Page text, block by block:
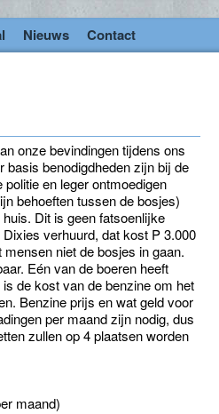
Nieuws Contact
onze bevindingen tijdens ons
benodigdheden zijn bij de
en leger ontmoedigen
behoeften tussen de bosjes)
Dit is geen fatsoenlijke
verhuurd, dat kost P 3.000
niet de bosjes in gaan.
Eén van de boeren heeft
de kost van de benzine om het
Benzine prijs en wat geld voor
per maand zijn nodig, dus
zullen op 4 plaatsen worden
maand)